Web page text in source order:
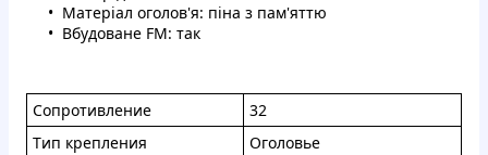
Maтepiaл oголoв'я: пiна з пaм'яттю
Bбудoвaнe FM: так
Coпpoтивлениe
32
Tип крeплeния
Огoловье